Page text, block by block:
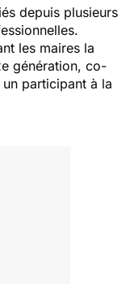
depuis plusieurs
les maires la
génération, co-
participant à la